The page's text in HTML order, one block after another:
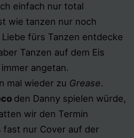
einfach nur total
wie tanzen nur noch
fürs Tanzen entdecke
Tanzen auf dem Eis
angetan.
mal wieder zu Grease.
den Danny spielen würde,
wir den Termin
fast nur Cover auf der